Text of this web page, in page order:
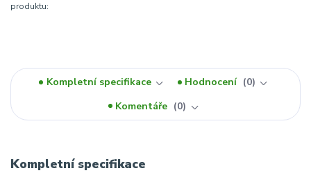
produktu:
Kompletní specifikace Hodnocení
0
Komentáře
0
Kompletní specifikace